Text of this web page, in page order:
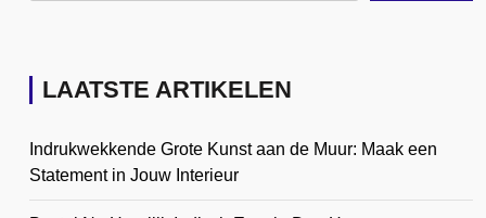
LAATSTE ARTIKELEN
Indrukwekkende Grote Kunst aan de Muur: Maak een
Statement in Jouw Interieur